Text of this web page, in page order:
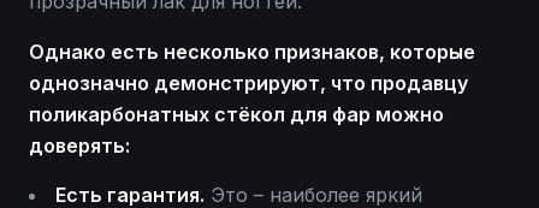
Однако есть несколько признаков, которые
однозначно демонстрируют, что продавцу
поликарбонатных стёкол для фар можно
доверять:
Есть гарантия. Это – наиболее яркий